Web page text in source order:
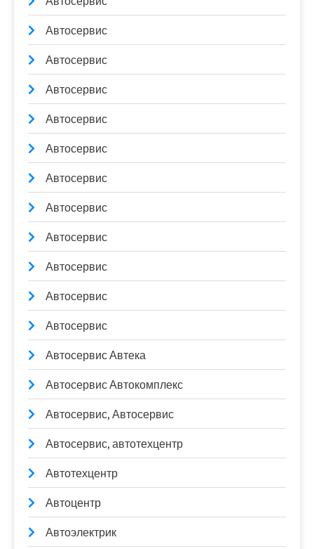
Автосервис
Автосервис
Автосервис
Автосервис
Автосервис
Автосервис
Автосервис
Автосервис
Автосервис
Автосервис
Автосервис
Автосервис Автека
Автосервис Автокомплекс
Автосервис, Автосервис
Автосервис, автотехцентр
Автотехцентр
Автоцентр
Автоэлектрик